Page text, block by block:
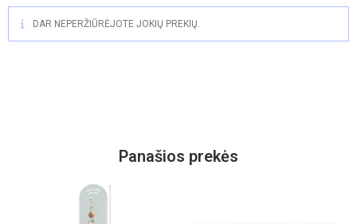
DAR NEPERŽIŪRĖJOTE JOKIŲ PREKIŲ.
Panašios prekės